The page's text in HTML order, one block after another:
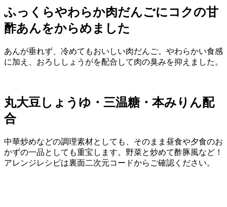
ふっくらやわらか肉だんごにコクの甘
酢あんをからめました
あんが垂れず、冷めてもおいしい肉だんご。やわらかい食感
に加え、おろししょうがを配合して肉の臭みを抑えました。
丸大豆しょうゆ・三温糖・本みりん配
合
中華炒めなどの調理素材としても、そのまま昼食や夕食のお
かずの一品としても重宝します。野菜と炒めて酢豚風など！
アレンジレシピは裏面二次元コードからご確認ください。